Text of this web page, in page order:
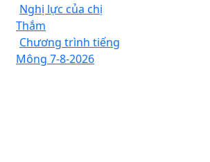
Nghị lực của chị
Thắm
Chương trình tiếng
Mông 7-8-2026